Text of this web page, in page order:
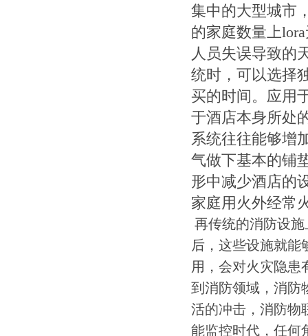
集中的大型城市
的家庭数量上
人员失误导致的
统时，可以选择
买的时间。应用
于酒店本身所处
系统往往能够增
气做下基本的铺
形中减少酒店的
家庭用火外经常
再传统的消防设
后，这些设施就能
用，会对火灾隐患
到消防领域，消防
活的冲击，消防物
能监控时代，任何